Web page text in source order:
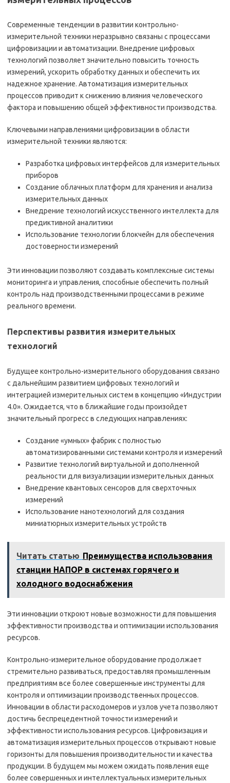
Современные тенденции в развитии контрольно-
измерительной техники неразрывно связаны с процессами
цифровизации и автоматизации. Внедрение цифровых
технологий позволяет значительно повысить точность
измерений, ускорить обработку данных и обеспечить их
надежное хранение. Автоматизация измерительных
процессов приводит к снижению влияния человеческого
фактора и повышению общей эффективности производства.
Ключевыми направлениями цифровизации в области
измерительной техники являются:
Разработка цифровых интерфейсов для измерительных
приборов
Создание облачных платформ для хранения и анализа
измерительных данных
Внедрение технологий искусственного интеллекта для
предиктивной аналитики
Использование технологии блокчейн для обеспечения
достоверности измерений
Эти инновации позволяют создавать комплексные системы
мониторинга и управления, способные обеспечить полный
контроль над производственными процессами в режиме
реального времени.
Перспективы развития измерительных
технологий
Будущее контрольно-измерительного оборудования связано
с дальнейшим развитием цифровых технологий и
интеграцией измерительных систем в концепцию «Индустрии
4.0». Ожидается, что в ближайшие годы произойдет
значительный прогресс в следующих направлениях:
Создание «умных» фабрик с полностью
автоматизированными системами контроля и измерений
Развитие технологий виртуальной и дополненной
реальности для визуализации измерительных данных
Внедрение квантовых сенсоров для сверхточных
измерений
Использование нанотехнологий для создания
миниатюрных измерительных устройств
Читать статью Преимущества использования
станции НАПОР в системах горячего и
холодного водоснабжения
Эти инновации откроют новые возможности для повышения
эффективности производства и оптимизации использования
ресурсов.
Контрольно-измерительное оборудование продолжает
стремительно развиваться, предоставляя промышленным
предприятиям все более совершенные инструменты для
контроля и оптимизации производственных процессов.
Инновации в области расходомеров и узлов учета позволяют
достичь беспрецедентной точности измерений и
эффективности использования ресурсов. Цифровизация и
автоматизация измерительных процессов открывают новые
горизонты для повышения производительности и качества
продукции. В будущем мы можем ожидать появления еще
более совершенных и интеллектуальных измерительных